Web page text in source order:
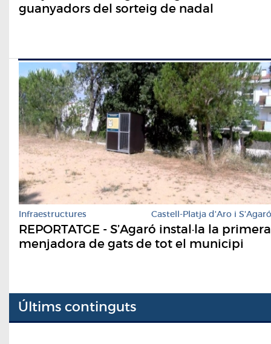
guanyadors del sorteig de nadal
Infraestructures Castell-Platja d'Aro i S'Agaró
REPORTATGE - S’Agaró instal·la la primera
menjadora de gats de tot el municipi
Últims continguts